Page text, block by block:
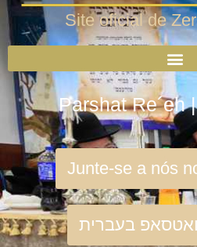
Site oficial de
Junte-se a nós
בעברית